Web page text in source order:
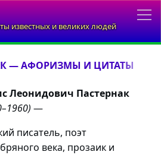
известных и великих людей
— АФОРИЗМЫ И ЦИТАТЫ
Леонидович Пастернак
—
писатель, поэт
века, прозаик и